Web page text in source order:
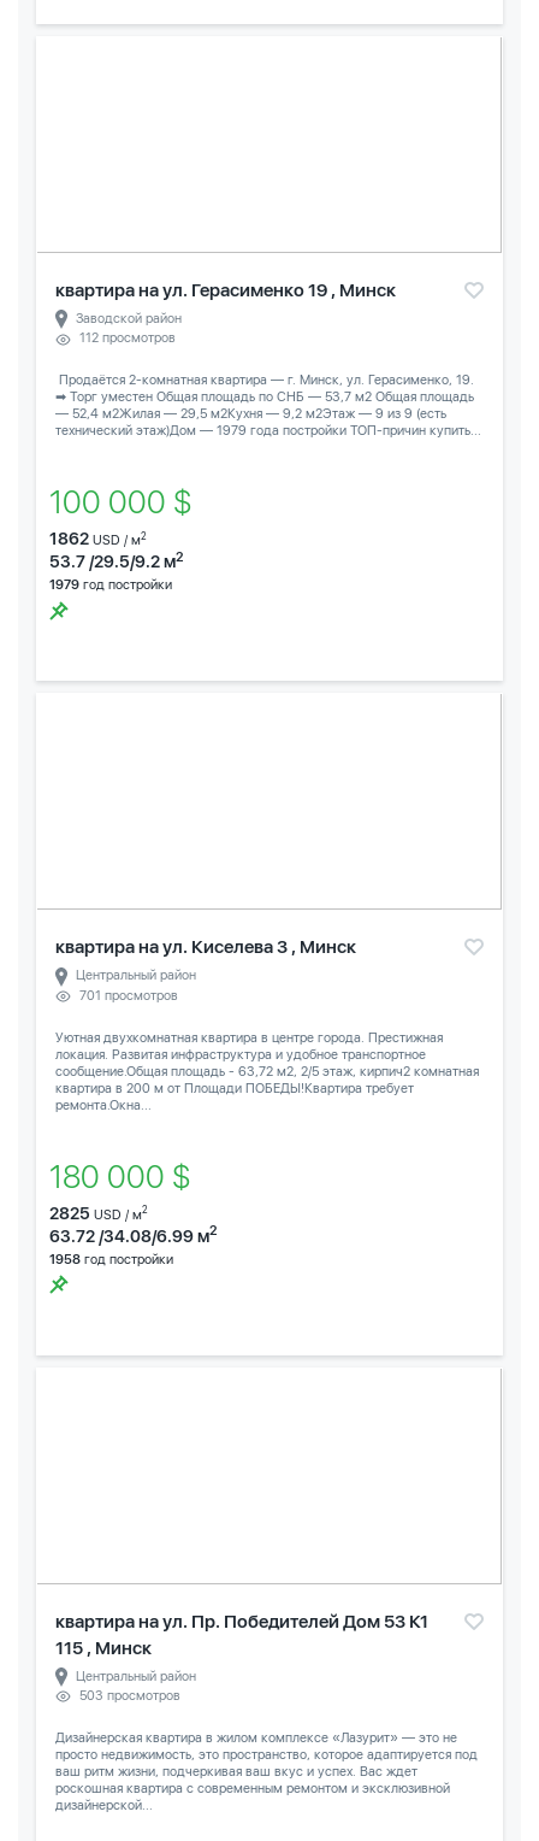
квартира на ул. Герасименко 19 , Минск
Заводской район
112 просмотров
️ Продаётся 2-комнатная квартира — г. Минск, ул. Герасименко, 19.
➡ Торг уместен Общая площадь по СНБ — 53,7 м2 Общая площадь
— 52,4 м2Жилая — 29,5 м2Кухня — 9,2 м2Этаж — 9 из 9 (есть
технический этаж)Дом — 1979 года постройки ТОП-причин купить...
100 000 $
1862 USD / м2
53.7 /29.5/9.2 м2
1979 год постройки
квартира на ул. Киселева 3 , Минск
Центральный район
701 просмотров
Уютная двухкомнатная квартира в центре города. Престижная
локация. Развитая инфраструктура и удобное транспортное
сообщение.Общая площадь - 63,72 м2, 2/5 этаж, кирпич2 комнатная
квартира в 200 м от Площади ПОБЕДЫ!Квартира требует
ремонта.Окна...
180 000 $
2825 USD / м2
63.72 /34.08/6.99 м2
1958 год постройки
квартира на ул. Пр. Победителей Дом 53 К1
115 , Минск
Центральный район
503 просмотров
Дизайнерская квартира в жилом комплексе «Лазурит» — это не
просто недвижимость, это пространство, которое адаптируется под
ваш ритм жизни, подчеркивая ваш вкус и успех. Вас ждет
роскошная квартира с современным ремонтом и эксклюзивной
дизайнерской...